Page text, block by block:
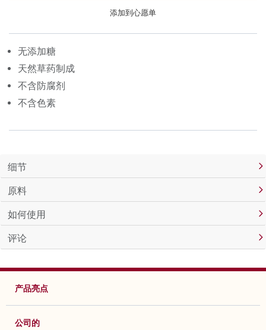
添加到心愿单
无添加糖
天然草药制成
不含防腐剂
不含色素
细节
原料
如何使用
评论
产品亮点
公司的